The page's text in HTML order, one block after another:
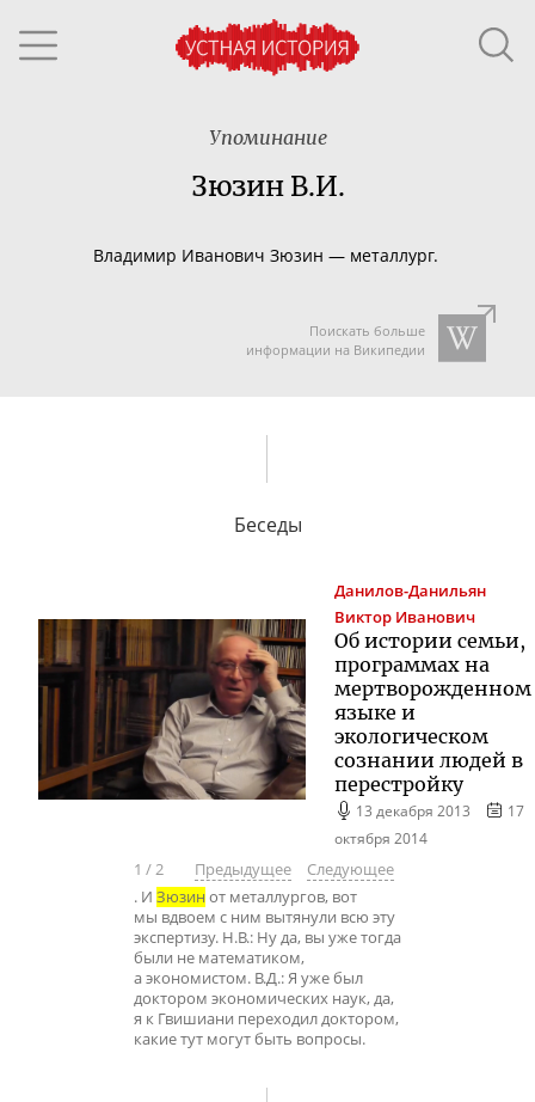
Упоминание
Зюзин В.И.
Владимир Иванович Зюзин — металлург.
Поискать больше
информации на Википедии
Беседы
Данилов-Данильян
Виктор Иванович
Об истории семьи,
программах на
мертворожденном
языке и
экологическом
сознании людей в
перестройку
13 декабря 2013
17
октября 2014
1 /2 Предыдущее
Следующее
. И Зюзин от металлургов, вот
мы вдвоем с ним вытянули всю эту
экспертизу. Н.В.: Ну да, вы уже тогда
были не математиком,
а экономистом. В.Д.: Я уже был
доктором экономических наук, да,
я к Гвишиани переходил доктором,
какие тут могут быть вопросы.